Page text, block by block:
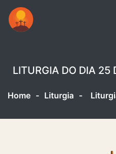
LITURGIA DO DIA 25
Home - Liturgia -